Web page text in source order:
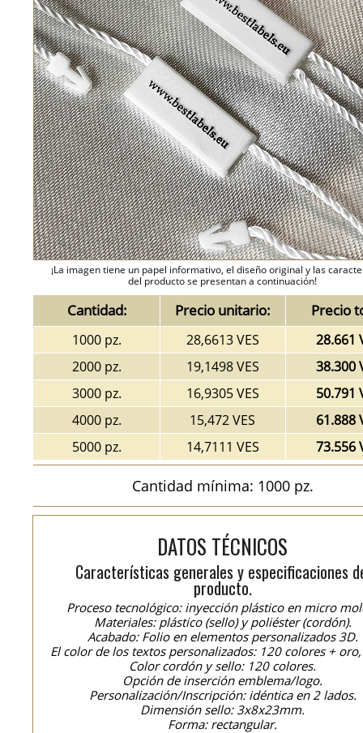
¡La imagen tiene un papel informativo, el diseño original y las
del producto se presentan a continuación!
Cantidad: Precio unitario: Precio
1000 pz. 28,6613 VES
28.661
2000 pz.
19,1498 VES
38.300
3000 pz.
16,9305 VES
50.791
4000 pz.
15,472 VES
61.888
5000 pz.
14,7111 VES 73.556
Cantidad mínima: 1000 pz.
DATOS TÉCNICOS
Características generales y especificaciones
producto.
Proceso tecnológico: inyección plástico en micro
Materiales: plástico (sello) y poliéster (cordón).
Acabado: Folio en elementos personalizados 3D.
El color de los textos personalizados: 120 colores +
Color cordón y sello: 120 colores.
Opción de inserción emblema/logo.
Personalización/Inscripción: idéntica en 2 lados.
Dimensión sello: 3x8x23mm.
Forma: rectangular.